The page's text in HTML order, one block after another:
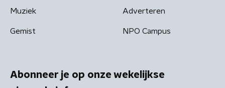
Muziek
Gemist
Adverteren
NPO Campus
Abonneer je op onze wekelijkse